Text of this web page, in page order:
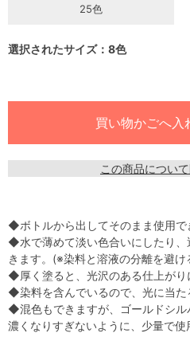
25色
選択されたサイズ：8色
この商品につい
◆ボトルから出してそのまま使用で
◆水で薄めて淡い色合いにしたり
きます。(※染料と溶液の分離を避
◆厚く塗ると、光沢のある仕上がり
◆染料を含んでいるので、光に当た
◆混色もできますが、ゴールドシ
濃くなりすぎないように、少量で使